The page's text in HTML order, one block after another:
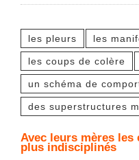
les pleurs les
les coups de colère
un schéma de
des superstructures
Avec leurs mères les
plus indisciplinés